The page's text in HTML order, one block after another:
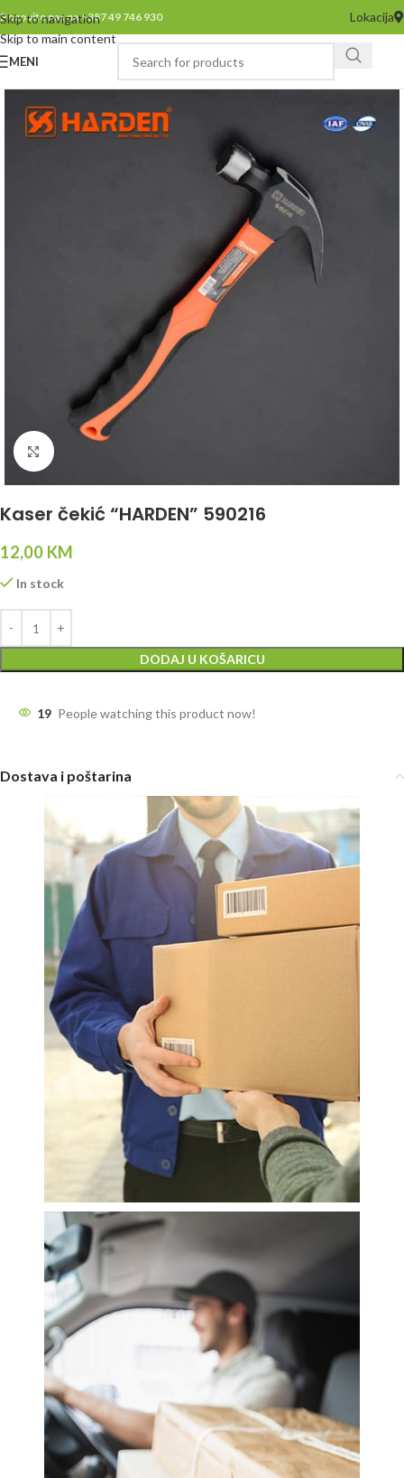
Skip to navigation
Skip to main content
Pozovite nas na +387 49 746 930 Lokacija
MENI
Click to enlarge
Kaser čekić “HARDEN” 590216
12,00 KM
In stock
DODAJ U KOŠARICU
19 People watching this product now!
Dostava i poštarina